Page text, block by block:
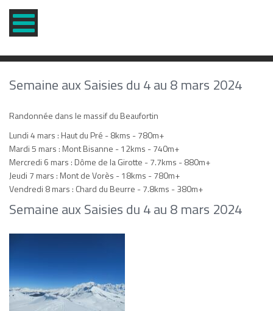
Semaine aux Saisies du 4 au 8 mars 2024
Randonnée dans le massif du Beaufortin
Lundi 4 mars : Haut du Pré - 8kms - 780m+
Mardi 5 mars : Mont Bisanne - 12kms - 740m+
Mercredi 6 mars : Dôme de la Girotte - 7.7kms - 880m+
Jeudi 7 mars : Mont de Vorès - 18kms - 780m+
Vendredi 8 mars : Chard du Beurre - 7.8kms - 380m+
Semaine aux Saisies du 4 au 8 mars 2024